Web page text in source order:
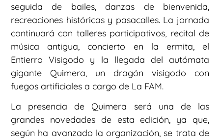
seguida de bailes, danzas de bienvenida,
recreaciones históricas y pasacalles. La jornada
continuará con talleres participativos, recital de
música antigua, concierto en la ermita, el
Entierro Visigodo y la llegada del autómata
gigante Quimera, un dragón visigodo con
fuegos artificiales a cargo de La FAM.
La presencia de Quimera será una de las
grandes novedades de esta edición, ya que,
según ha avanzado la organización, se trata de